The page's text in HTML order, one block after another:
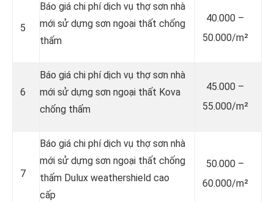
5
Báo giá chi phí dịch vụ thợ sơn nhà
mới sử dựng sơn ngoại thất chống
thấm
40.000 –
50.000/m²
6
Báo giá chi phí dịch vụ thợ sơn nhà
mới sử dựng sơn ngoại thất Kova
chống thấm
45.000 –
55.000/m²
7
Báo giá chi phí dịch vụ thợ sơn nhà
mới sử dựng sơn ngoại thất chống
thấm Dulux weathershield cao
cấp
50.000 –
60.000/m²